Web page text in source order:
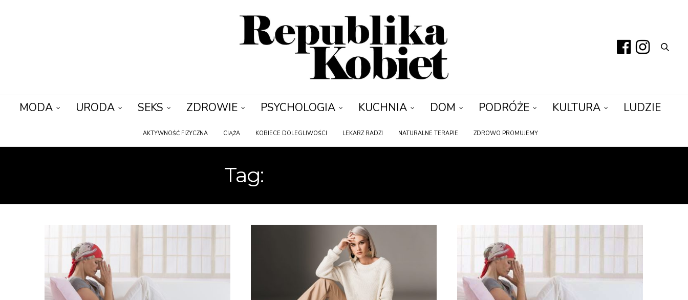
MODA URODA SEKS ZDROWIE PSYCHOLOGIA KUCHNIA DOM PODRÓŻE KULTURA LUDZIE
AKTYWNOŚĆ FIZYCZNA CIĄŻA KOBIECE DOLEGLIWOŚCI LEKARZ RADZI NATURALNE TERAPIE ZDROWO PROMUJEMY
Tag: